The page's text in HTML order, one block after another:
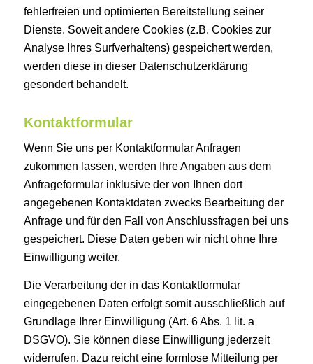
fehlerfreien und optimierten Bereitstellung seiner
Dienste. Soweit andere Cookies (z.B. Cookies zur
Analyse Ihres Surfverhaltens) gespeichert werden,
werden diese in dieser Datenschutzerklärung
gesondert behandelt.
Kontaktformular
Wenn Sie uns per Kontaktformular Anfragen
zukommen lassen, werden Ihre Angaben aus dem
Anfrageformular inklusive der von Ihnen dort
angegebenen Kontaktdaten zwecks Bearbeitung der
Anfrage und für den Fall von Anschlussfragen bei uns
gespeichert. Diese Daten geben wir nicht ohne Ihre
Einwilligung weiter.
Die Verarbeitung der in das Kontaktformular
eingegebenen Daten erfolgt somit ausschließlich auf
Grundlage Ihrer Einwilligung (Art. 6 Abs. 1 lit. a
DSGVO). Sie können diese Einwilligung jederzeit
widerrufen. Dazu reicht eine formlose Mitteilung per